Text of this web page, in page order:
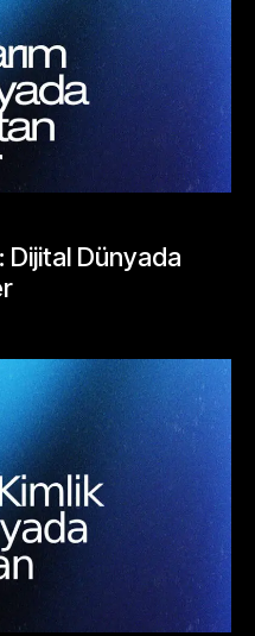
Dijital Dünyada